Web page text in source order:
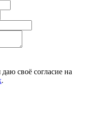
своё согласие на
.